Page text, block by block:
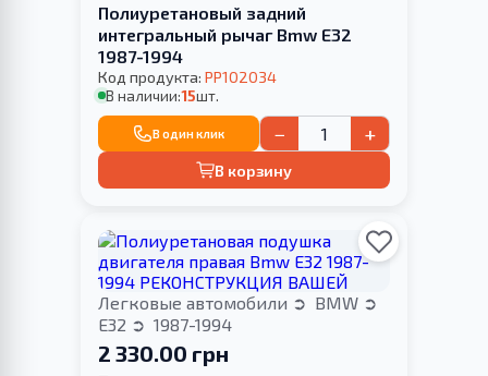
Полиуретановый задний
интегральный рычаг Bmw E32
1987-1994
Код продукта: PP102034
В наличии:15шт.
В один клик − +
В корзину
Легковые автомобили
BMW
E32
1987-1994
2 330.00 грн